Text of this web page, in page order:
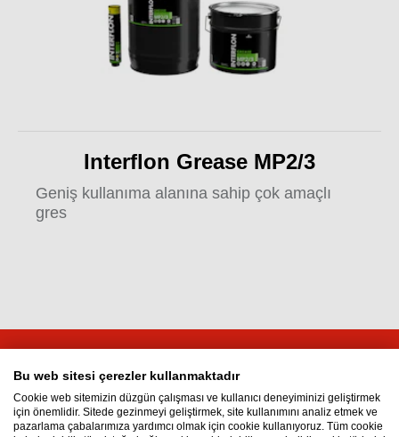
Interflon Grease MP2/3
Geniş kullanıma alanına sahip çok amaçlı
gres
Interflon TR Kimya ve Endüstriyel Çözümler
San. Tic. Ltd. Şti
Sanayi Mh, Sanayi Cd,
Bu web sitesi çerezler kullanmaktadır
Cookie web sitemizin düzgün çalışması ve kullanıcı deneyiminizi geliştirmek
için önemlidir. Sitede gezinmeyi geliştirmek, site kullanımını analiz etmek ve
pazarlama çabalarımıza yardımcı olmak için cookie kullanıyoruz. Tüm cookie